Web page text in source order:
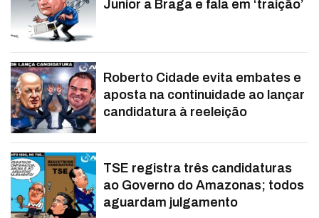
Junior a Braga e fala em ‘traição’
Roberto Cidade evita embates e
aposta na continuidade ao lançar
candidatura à reeleição
TSE registra três candidaturas
ao Governo do Amazonas; todos
aguardam julgamento